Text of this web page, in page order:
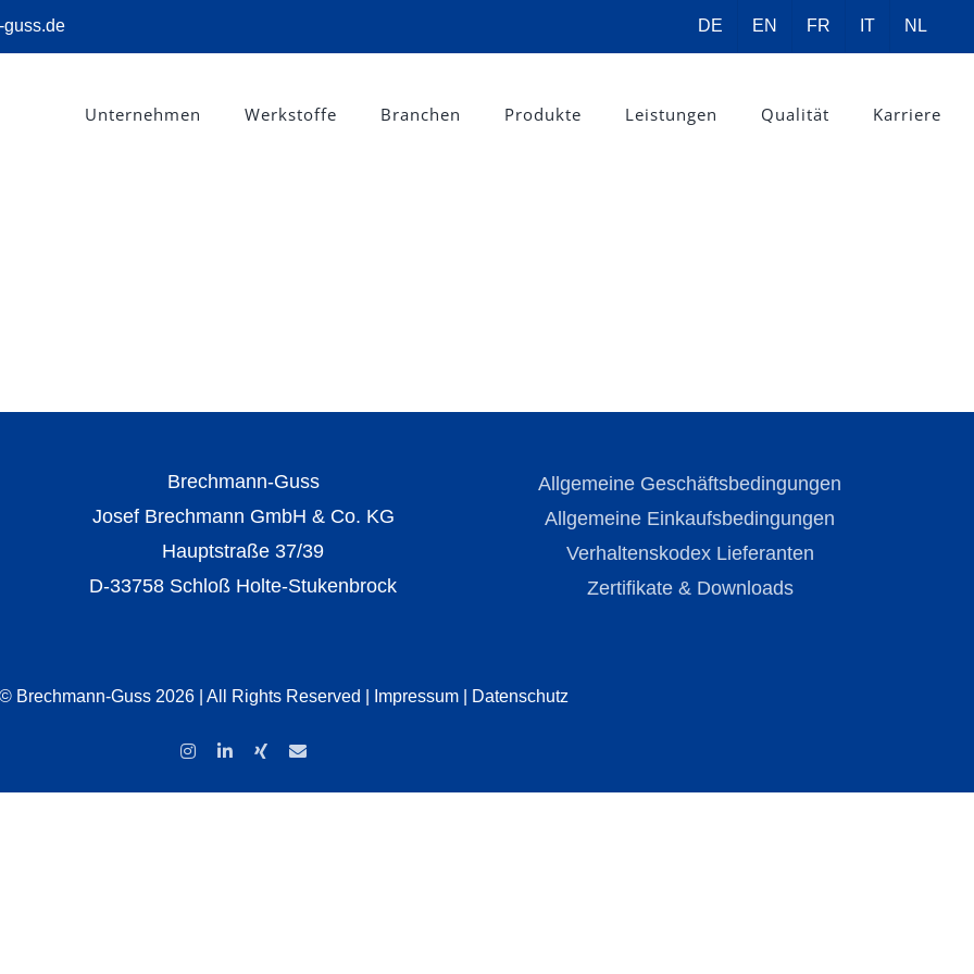
guss.de DE EN FR IT NL
Unternehmen Werkstoffe Branchen Produkte Leistungen Qualität Karriere
Brechmann-Guss
Josef Brechmann GmbH & Co. KG
Hauptstraße 37/39
D-33758 Schloß Holte-Stukenbrock
Allgemeine Geschäftsbedingungen
Allgemeine Einkaufsbedingungen
Verhaltenskodex Lieferanten
Zertifikate & Downloads
Brechmann-Guss 2026 | All Rights Reserved | Impressum| Datenschutz
InstagramLinkedIn
Xing E-